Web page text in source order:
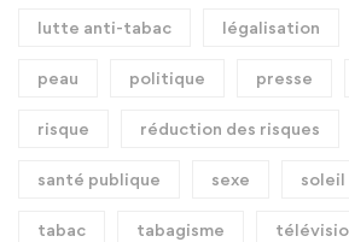
lutte anti-tabac légalisation
peau politique presse
risque réduction des risques
santé publique sexe soleil
tabac tabagisme